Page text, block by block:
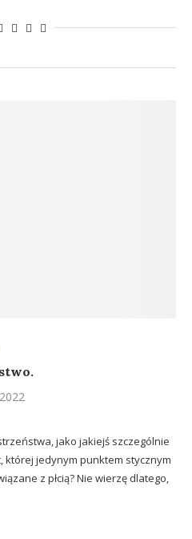
jako jakiejś szczególnie
której jedynym punktem stycznym
z płcią? Nie wierzę dlatego,